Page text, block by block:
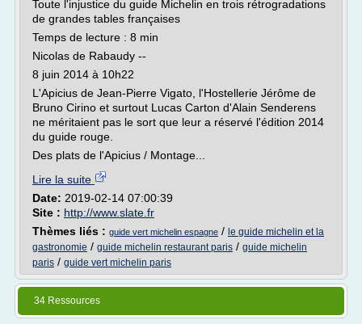
Toute l'injustice du guide Michelin en trois rétrogradations
de grandes tables françaises
Temps de lecture : 8 min
Nicolas de Rabaudy --
8 juin 2014 à 10h22
L'Apicius de Jean-Pierre Vigato, l'Hostellerie Jérôme de
Bruno Cirino et surtout Lucas Carton d'Alain Senderens
ne méritaient pas le sort que leur a réservé l'édition 2014
du guide rouge.
Des plats de l'Apicius / Montage...
Lire la suite
Date: 2019-02-14 07:00:39
Site : http://www.slate.fr
Thèmes liés : guide vert michelin espagne / le guide michelin et la
gastronomie / guide michelin restaurant paris / guide michelin
paris / guide vert michelin paris
34 Ressources